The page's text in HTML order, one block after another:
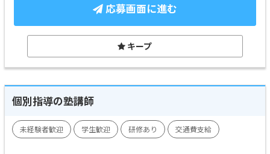
応募画面に進む
キープ
個別指導の塾講師
未経験者歓迎 学生歓迎 研修あり 交通費支給